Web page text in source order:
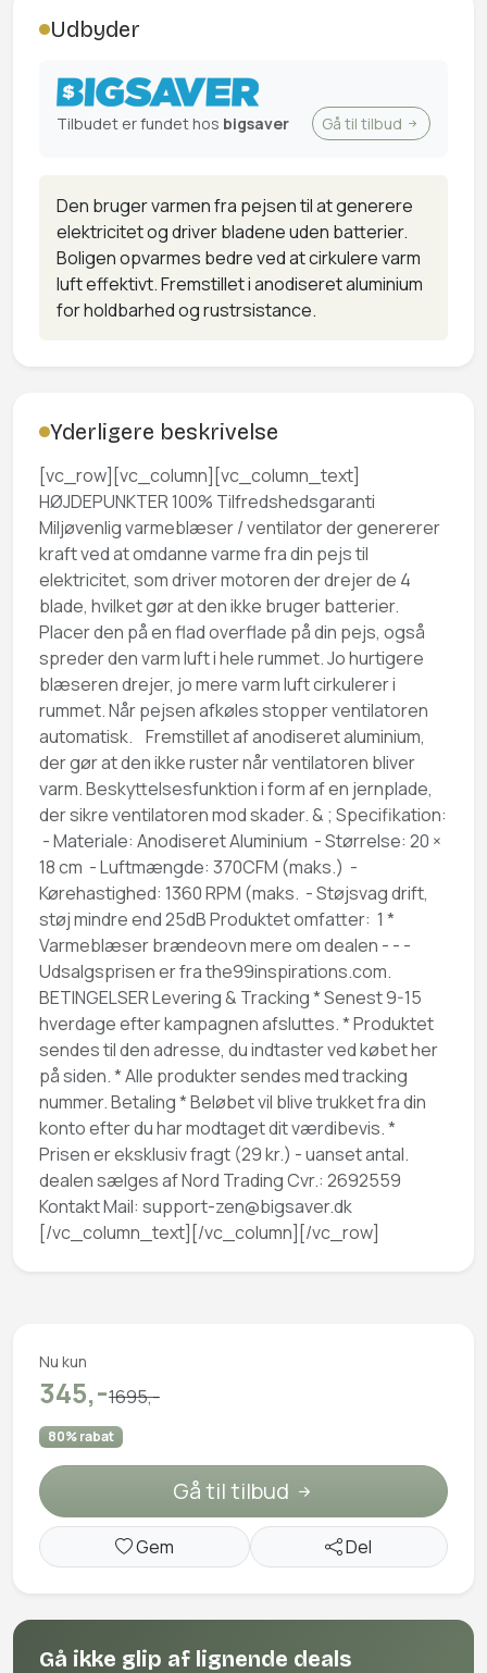
Udbyder
Tilbudet er fundet hos bigsaver Gå til tilbud
Den bruger varmen fra pejsen til at generere
elektricitet og driver bladene uden batterier.
Boligen opvarmes bedre ved at cirkulere varm
luft effektivt. Fremstillet i anodiseret aluminium
for holdbarhed og rustrsistance.
Yderligere beskrivelse
[vc_row][vc_column][vc_column_text]
HØJDEPUNKTER 100% Tilfredshedsgaranti
Miljøvenlig varmeblæser / ventilator der genererer
kraft ved at omdanne varme fra din pejs til
elektricitet, som driver motoren der drejer de 4
blade, hvilket gør at den ikke bruger batterier.
Placer den på en flad overflade på din pejs, også
spreder den varm luft i hele rummet. Jo hurtigere
blæseren drejer, jo mere varm luft cirkulerer i
rummet. Når pejsen afkøles stopper ventilatoren
automatisk. Fremstillet af anodiseret aluminium,
der gør at den ikke ruster når ventilatoren bliver
varm. Beskyttelsesfunktion i form af en jernplade,
der sikre ventilatoren mod skader. & ; Specifikation:
- Materiale: Anodiseret Aluminium - Størrelse: 20 ×
18 cm - Luftmængde: 370CFM (maks.) -
Kørehastighed: 1360 RPM (maks. - Støjsvag drift,
støj mindre end 25dB Produktet omfatter: 1 *
Varmeblæser brændeovn mere om dealen - - -
Udsalgsprisen er fra the99inspirations.com.
BETINGELSER Levering & Tracking * Senest 9-15
hverdage efter kampagnen afsluttes. * Produktet
sendes til den adresse, du indtaster ved købet her
på siden. * Alle produkter sendes med tracking
nummer. Betaling * Beløbet vil blive trukket fra din
konto efter du har modtaget dit værdibevis. *
Prisen er eksklusiv fragt (29 kr.) - uanset antal.
dealen sælges af Nord Trading Cvr.: 2692559
Kontakt Mail: support-zen@bigsaver.dk
[/vc_column_text][/vc_column][/vc_row]
Nu kun
345,-1695,-
80% rabat
Gå til tilbud
Gem Del
Gå ikke glip af lignende deals